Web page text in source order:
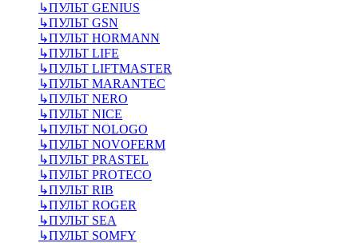
↳ПУЛЬТ GENIUS
↳ПУЛЬТ GSN
↳ПУЛЬТ HORMANN
↳ПУЛЬТ LIFE
↳ПУЛЬТ LIFTMASTER
↳ПУЛЬТ MARANTEC
↳ПУЛЬТ NERO
↳ПУЛЬТ NICE
↳ПУЛЬТ NOLOGO
↳ПУЛЬТ NOVOFERM
↳ПУЛЬТ PRASTEL
↳ПУЛЬТ PROTECO
↳ПУЛЬТ RIB
↳ПУЛЬТ ROGER
↳ПУЛЬТ SEA
↳ПУЛЬТ SOMFY